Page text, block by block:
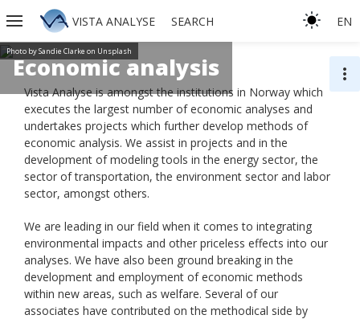
VISTA ANALYSE SEARCH EN
Economic analysis
Photo by Sandie Clarke on Unsplash
Vista Analyse is amongst the institutions in Norway which
executes the largest number of economic analyses and
undertakes projects which further develop methods of
economic analysis. We assist in projects and in the
development of modeling tools in the energy sector, the
sector of transportation, the environment sector and labor
sector, amongst others.
We are leading in our field when it comes to integrating
environmental impacts and other priceless effects into our
analyses. We have also been ground breaking in the
development and employment of economic methods
within new areas, such as welfare. Several of our
associates have contributed on the methodical side by
more_vert